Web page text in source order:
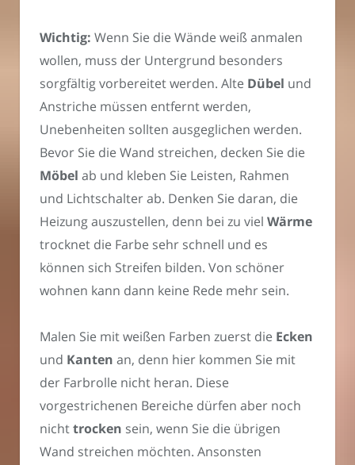
Wichtig: Wenn Sie die Wände weiß anmalen
wollen, muss der Untergrund besonders
sorgfältig vorbereitet werden. Alte Dübel und
Anstriche müssen entfernt werden,
Unebenheiten sollten ausgeglichen werden.
Bevor Sie die Wand streichen, decken Sie die
Möbel ab und kleben Sie Leisten, Rahmen
und Lichtschalter ab. Denken Sie daran, die
Heizung auszustellen, denn bei zu viel Wärme
trocknet die Farbe sehr schnell und es
können sich Streifen bilden. Von schöner
wohnen kann dann keine Rede mehr sein.
Malen Sie mit weißen Farben zuerst die Ecken
und Kanten an, denn hier kommen Sie mit
der Farbrolle nicht heran. Diese
vorgestrichenen Bereiche dürfen aber noch
nichttrocken sein, wenn Sie die übrigen
Wand streichen möchten. Ansonsten